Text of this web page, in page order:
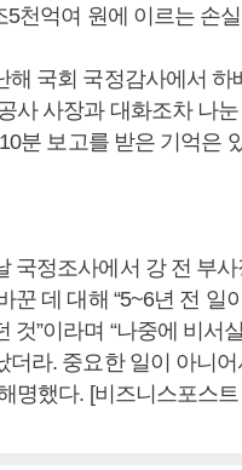
5천억여 원에 이르는 손
해 국회 국정감사에서 하
사 사장과 대화조차 나
분 보고를 받은 기억은
국정조사에서 강 전 부
꾼 데 대해 “5~6년 전 일
것”이라며 “나중에 비서
더라. 중요한 일이 아니어
명했다. [비즈니스포스